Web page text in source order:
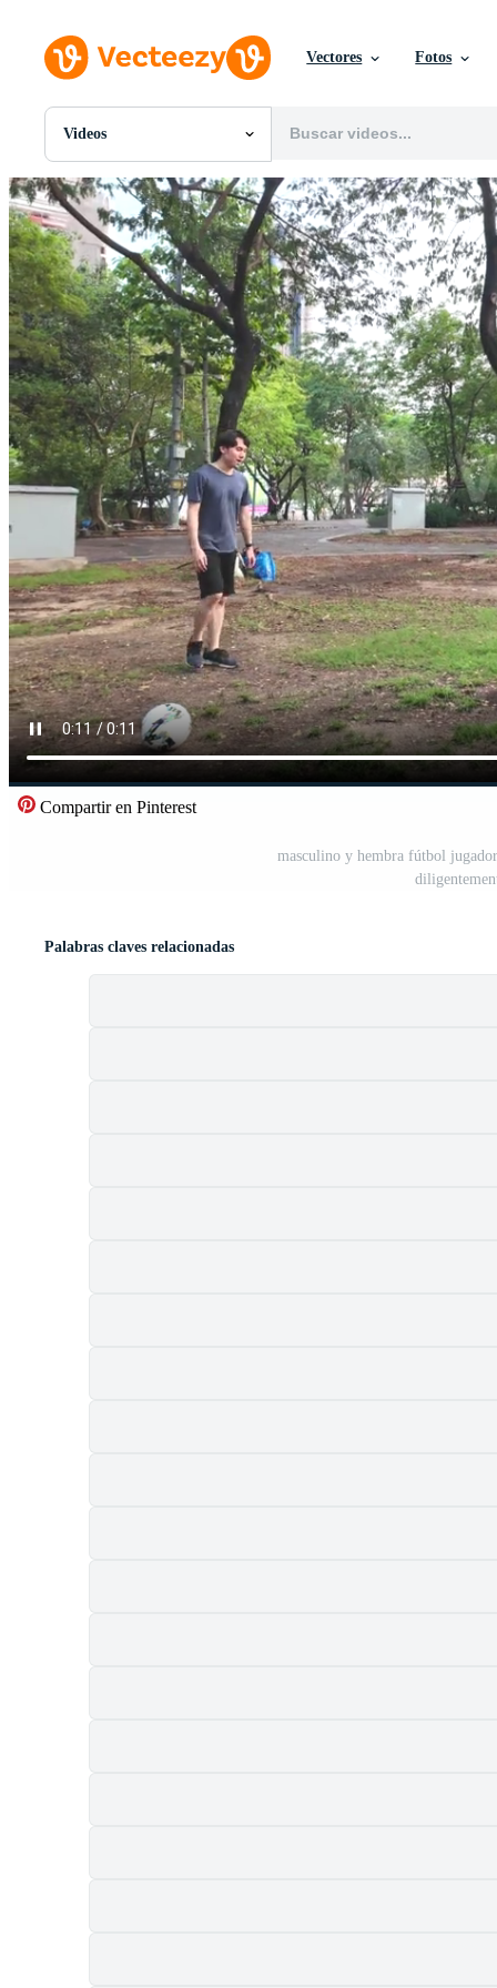
Vectores Fotos
Videos
Todas Imágenes
Fotos
PNGs
PSDs
SVGs
Plantillas
Vectores
Videos
Gráficos en Movimiento
Imágenes Editoriales
Eventos Editoriales
Compartir en Pinterest
masculino y hembra fútbol
Palabras claves relacionadas